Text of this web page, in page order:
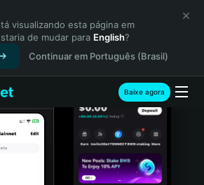
visualizando esta página em
de mudar para English?
Continuar em Português (Brasil)
Baixe agora